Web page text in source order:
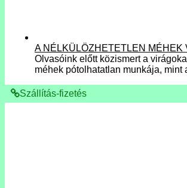
A NÉLKÜLÖZHETETLEN MÉHEK
Olvasóink előtt közismert a
méhek pótolhatatlan munkája,
Szállítás-fizetés